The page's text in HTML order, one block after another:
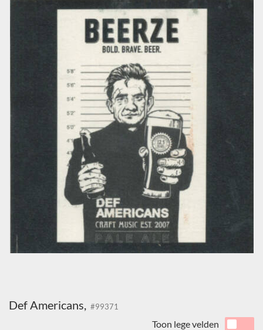
Def Americans, #99371
Toon lege velden